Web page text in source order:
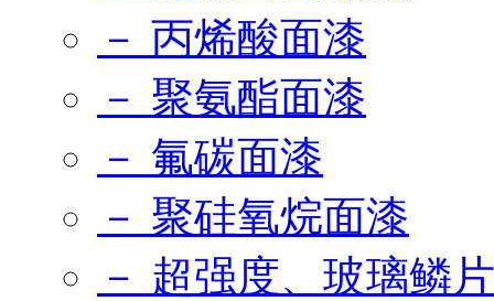
－ 丙烯酸面漆
－ 聚氨酯面漆
－ 氟碳面漆
－ 聚硅氧烷面漆
－ 超强度、玻璃鳞